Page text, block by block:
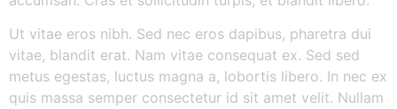
Ut vitae eros nibh. Sed nec eros dapibus, pharetra dui
vitae, blandit erat. Nam vitae consequat ex. Sed sed
metus egestas, luctus magna a, lobortis libero. In nec ex
quis massa semper consectetur id sit amet velit. Nullam